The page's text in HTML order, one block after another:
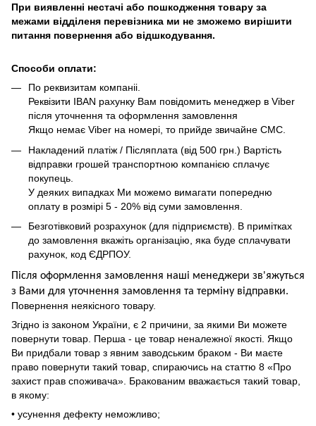
При виявленні нестачі або пошкодження товару за
межами відділеня перевізника ми не зможемо вирішити
питання повернення або відшкодування.
Способи оплати:
По реквизитам компаніі.
Реквізити IBAN рахунку Вам повідомить менеджер в Viber
після уточнення та оформлення замовлення
Якщо немає Viber на номері, то прийде звичайне СМС.
Накладений платіж / Післяплата (від 500 грн.) Вартість
відправки грошей транспортною компанією сплачує
покупець.
У деяких випадках Ми можемо вимагати попередню
оплату в розмірі 5 - 20% від суми замовлення.
Безготівковий розрахунок (для підприємств). В примітках
до замовлення вкажіть організацію, яка буде сплачувати
рахунок, код ЄДРПОУ.
Після оформлення замовлення наші менеджери зв'яжуться
з Вами для уточнення замовлення та терміну відправки.
Повернення неякісного товару.
Згідно із законом України, є 2 причини, за якими Ви можете
повернути товар. Перша - це товар неналежної якості. Якщо
Ви придбали товар з явним заводським браком - Ви маєте
право повернути такий товар, спираючись на статтю 8 «Про
захист прав споживача». Бракованим вважається такий товар,
в якому:
• усунення дефекту неможливо;